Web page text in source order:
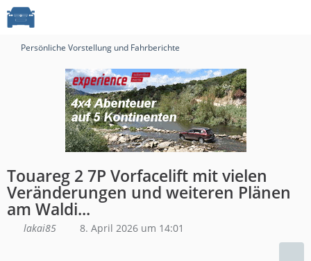
Persönliche Vorstellung und Fahrberichte
Touareg 2 7P Vorfacelift mit vielen
Veränderungen und weiteren Plänen
am Waldi...
lakai85 8. April 2026 um 14:01